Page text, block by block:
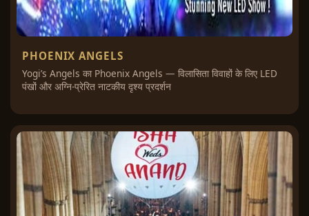
PHOENIX ANGELS
Yogi’s Angels का Phoenix Angels — विलासिता विवाहों के लिए LED
पंखों और अग्नि-प्रेरित नाटकीय दृश्य प्रदर्शन